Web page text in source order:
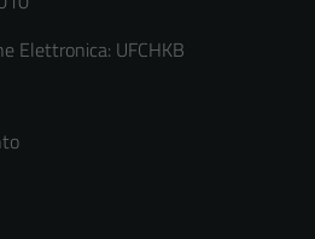
Elettronica: UFCHKB